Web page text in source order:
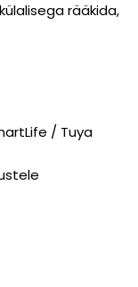
rääkida,
/ Tuya